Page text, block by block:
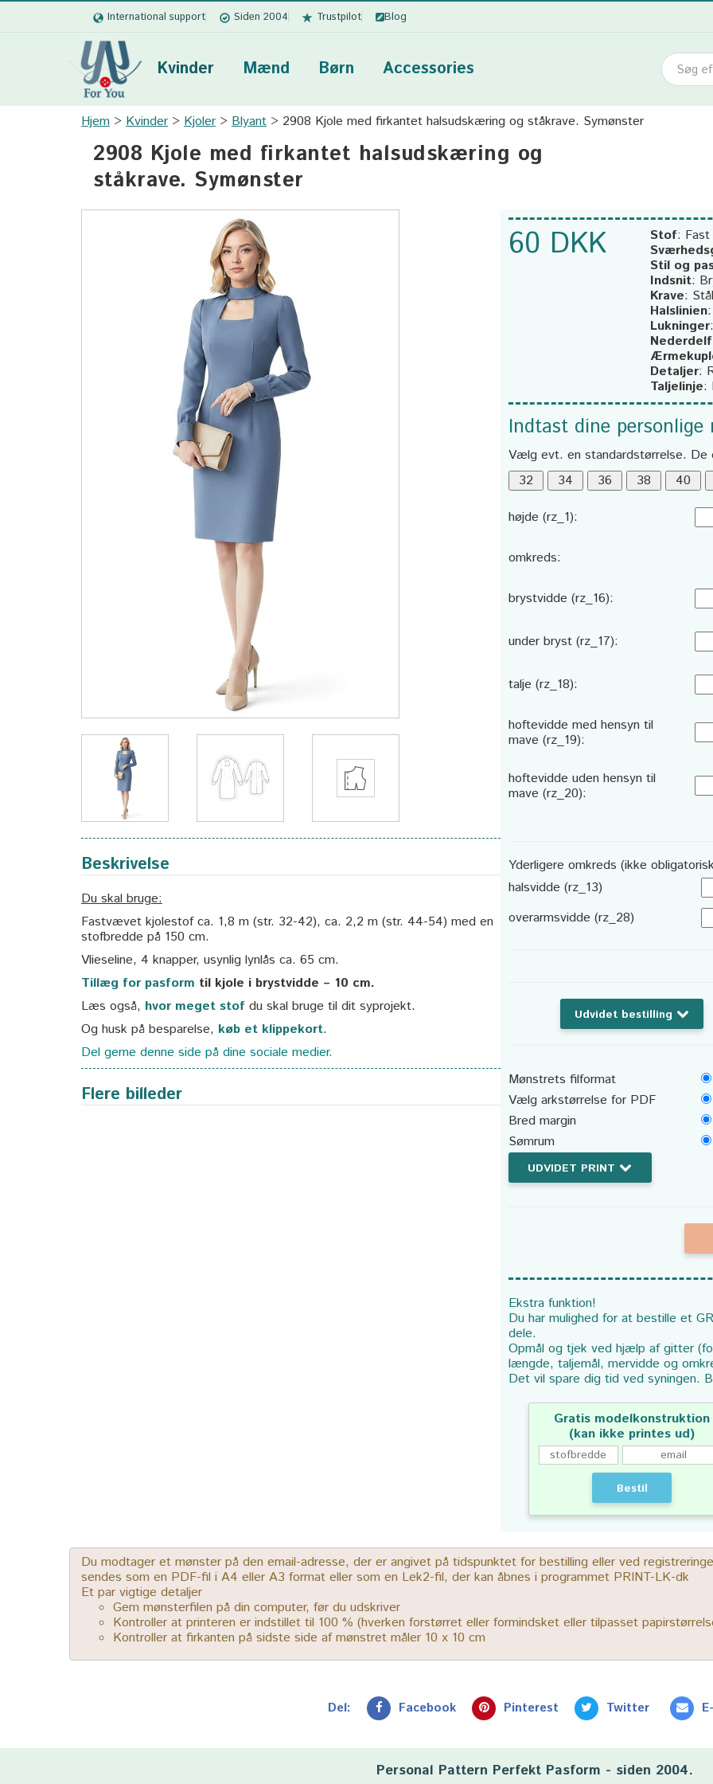
International support Siden 2004 Trustpilot Blog
Kvinder Mænd Børn Accessories
Hjem Kvinder Kjoler Blyant 2908 Kjole med firkantet halsudskæring og ståkrave. Symønster
2908 Kjole med firkantet halsudskæring og
ståkrave. Symønster
Beskrivelse
Du skal bruge:
Fastvævet kjolestof ca. 1,8 m (str. 32-42), ca. 2,2 m (str. 44-54) med en
stofbredde på 150 cm.
Vlieseline, 4 knapper, usynlig lynlås ca. 65 cm.
Tillæg for pasform til kjole i brystvidde – 10 cm.
Læs også, hvor meget stof du skal bruge til dit syprojekt.
Og husk på besparelse, køb et klippekort.
Del gerne denne side på dine sociale medier.
Flere billeder
60 DKK Stof:
Stil og
Indsnit:
Krave:
Halslinien
Lukninger
Detaljer:
Taljelinje:
Indtast dine
Vælg evt. en standardstørrelse.
højde (rz_1):
omkreds:
brystvidde (rz_16):
under bryst (rz_17):
talje (rz_18):
hoftevidde med hensyn til
mave (rz_19):
hoftevidde uden hensyn til
mave (rz_20):
Yderligere omkreds (ikke
halsvidde (rz_13)
overarmsvidde (rz_28)
Udvidet bestilling
Mønstrets filformat
Vælg arkstørrelse for PDF
Bred margin
Sømrum
UDVIDET PRINT
Ekstra funktion!
Du har mulighed for at bestille et
dele.
Opmål og tjek ved hjælp af gitter
længde, taljemål, mervidde og
Det vil spare dig tid ved syningen.
Gratis modelkonstruktion
(kan ikke printes ud)
Bestil
Du modtager et mønster på den email-adresse, der er angivet på tidspunktet for bestilling eller ved
sendes som en PDF-fil i A4 eller A3 format eller som en Lek2-fil, der kan åbnes i programmet PRINT-LK-dk
Et par vigtige detaljer
Gem mønsterfilen på din computer, før du udskriver
Kontroller at printeren er indstillet til 100 % (hverken forstørret eller formindsket eller tilpasset
Kontroller at firkanten på sidste side af mønstret måler 10 x 10 cm
Del: Facebook Pinterest Twitter
Personal Pattern Perfekt Pasform - siden 2004.